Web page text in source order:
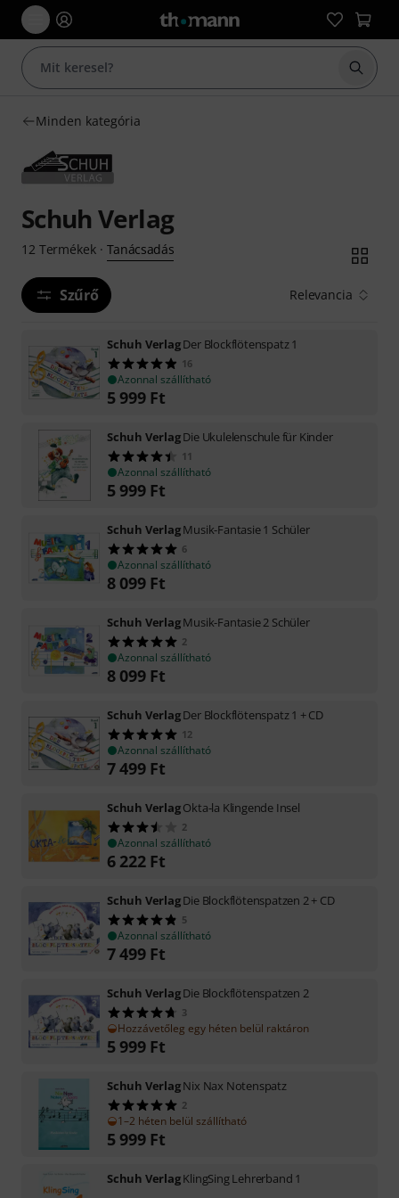
Minden kategória
Schuh Verlag
12 Termékek· Tanácsadás
Szűrő Relevancia
Schuh VerlagDer Blockflötenspatz 1
16
Azonnal szállítható
5 999 Ft
Schuh VerlagDie Ukulelenschule für Kinder
11
Azonnal szállítható
5 999 Ft
Schuh VerlagMusik-Fantasie 1 Schüler
6
Azonnal szállítható
8 099 Ft
Schuh VerlagMusik-Fantasie 2 Schüler
2
Azonnal szállítható
8 099 Ft
Schuh VerlagDer Blockflötenspatz 1 + CD
12
Azonnal szállítható
7 499 Ft
Schuh VerlagOkta-la Klingende Insel
2
Azonnal szállítható
6 222 Ft
Schuh VerlagDie Blockflötenspatzen 2 + CD
5
Azonnal szállítható
7 499 Ft
Schuh VerlagDie Blockflötenspatzen 2
3
Hozzávetőleg egy héten belül raktáron
5 999 Ft
Schuh VerlagNix Nax Notenspatz
2
1–2 héten belül szállítható
5 999 Ft
Schuh VerlagKlingSing Lehrerband 1